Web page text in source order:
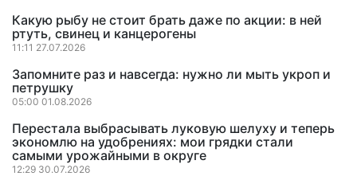
Какую рыбу не стоит брать даже по акции: в ней
ртуть, свинец и канцерогены
11:11 27.07.2026
Запомните раз и навсегда: нужно ли мыть укроп и
петрушку
05:00 01.08.2026
Перестала выбрасывать луковую шелуху и теперь
экономлю на удобрениях: мои грядки стали
самыми урожайными в округе
12:29 30.07.2026